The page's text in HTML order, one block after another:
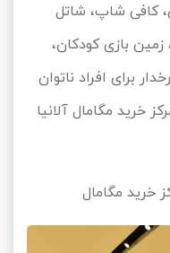
کافی شاپ، شاتل
زمین بازی کودکان،
برای افراد ناتوان
خرید مگامال آلانیا
خرید مگامال